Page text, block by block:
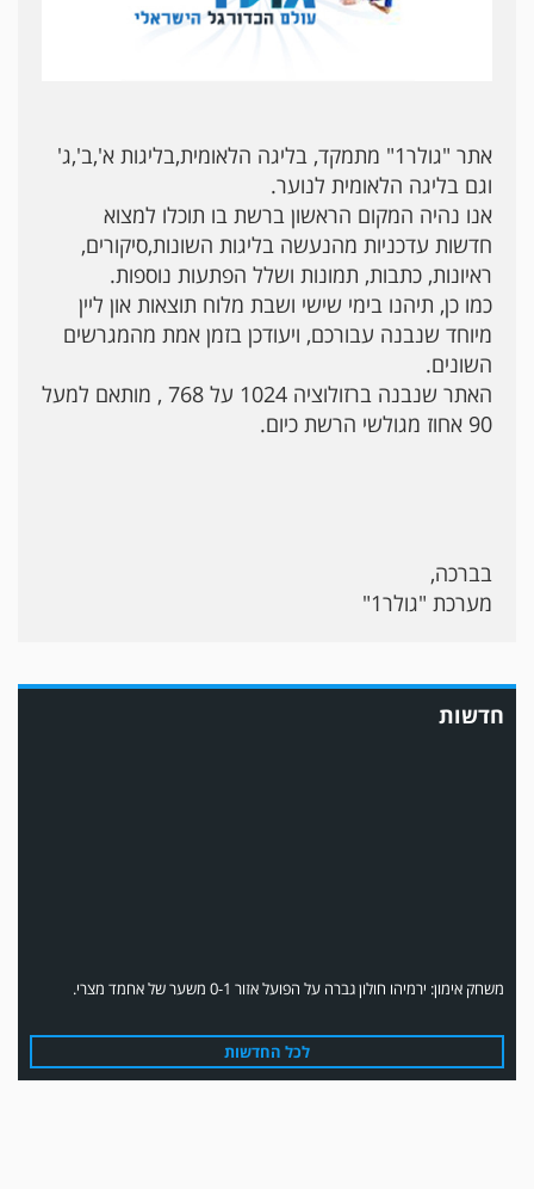
אתר "גולר1" מתמקד, בליגה הלאומית,בליגות א',ב',ג'
וגם בליגה הלאומית לנוער.
אנו נהיה המקום הראשון ברשת בו תוכלו למצוא
חדשות עדכניות מהנעשה בליגות השונות,סיקורים,
ראיונות, כתבות, תמונות ושלל הפתעות נוספות.
כמו כן, תיהנו בימי שישי ושבת מלוח תוצאות און ליין
מיוחד שנבנה עבורכם, ויעודכן בזמן אמת מהמגרשים
השונים.
האתר שנבנה ברזולוציה 1024 על 768 , מותאם למעל
90 אחוז מגולשי הרשת כיום.
בברכה,
מערכת "גולר1"
חדשות
לכל החדשות